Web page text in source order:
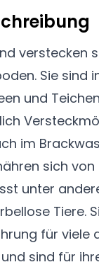
verstecken
Sie sind
und
im
sich
unter
Tiere.
für viele
sind für